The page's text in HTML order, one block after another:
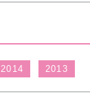
2014 2013